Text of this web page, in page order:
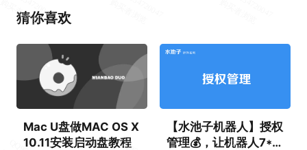
猜你喜欢
Mac U盘做MAC OS X
10.11安装启动盘教程
【水池子机器人】授权
管理💰，让机器人7*24